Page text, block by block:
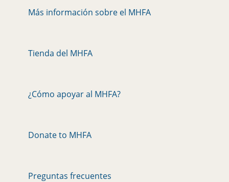
Más información sobre el MHFA
Tienda del MHFA
¿Cómo apoyar al MHFA?
Donate to MHFA
Preguntas frecuentes